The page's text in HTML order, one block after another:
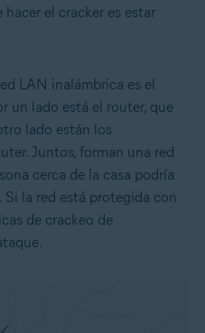
el cracker es estar
LAN inalámbrica es el
un lado está el router, que
lado están los
Juntos, forman una red
cerca de la casa podría
. Si la red está protegida con
de crackeo de